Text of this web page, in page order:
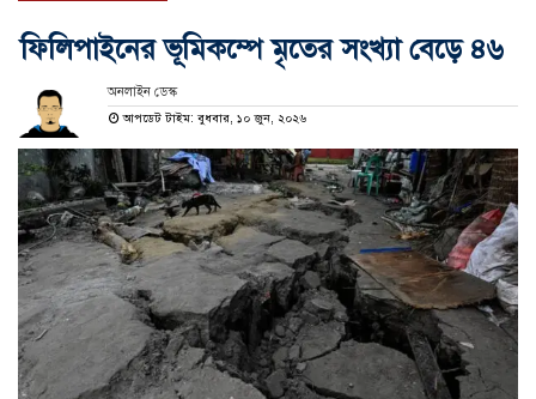
ফিলিপাইনের ভূমিকম্পে মৃতের সংখ্যা বেড়ে ৪৬
অনলাইন ডেস্ক
আপডেট টাইম: বুধবার, ১০ জুন, ২০২৬